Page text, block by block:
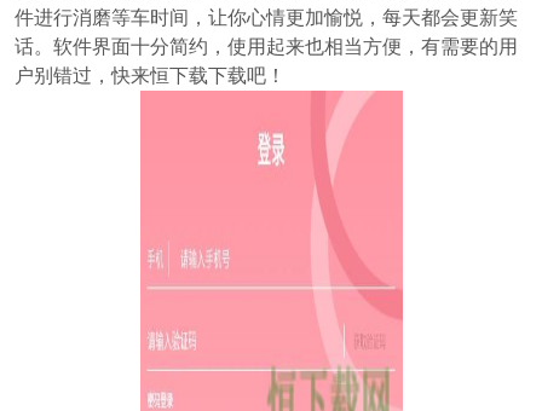
件进行消磨等车时间，让你心情更加愉悦，每天都会更新笑
话。软件界面十分简约，使用起来也相当方便，有需要的用
户别错过，快来恒下载下载吧！